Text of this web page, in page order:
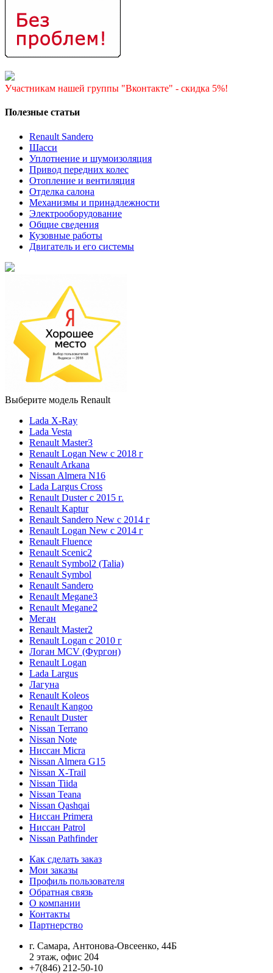
Участникам нашей группы "Вконтакте" - скидка 5%!
Полезные статьи
Renault Sandero
Шасси
Уплотнение и шумоизоляция
Привод передних колес
Отопление и вентиляция
Отделка салона
Механизмы и принадлежности
Электрооборудование
Общие сведения
Кузовные работы
Двигатель и его системы
Выберите модель Renault
Lada X-Ray
Lada Vesta
Renault Master3
Renault Logan New с 2018 г
Renault Arkana
Nissan Almera N16
Lada Largus Cross
Renault Duster с 2015 г.
Renault Kaptur
Renault Sandero New с 2014 г
Renault Logan New с 2014 г
Renault Fluence
Renault Scenic2
Renault Symbol2 (Talia)
Renault Symbol
Renault Sandero
Renault Megane3
Renault Megane2
Меган
Renault Master2
Renault Logan c 2010 г
Логан МСV (Фургон)
Renault Logan
Lada Largus
Лагуна
Renault Koleos
Renault Kangoo
Renault Duster
Nissan Terrano
Nissan Note
Ниссан Micra
Nissan Almera G15
Nissan X-Trail
Nissan Tiida
Nissan Teana
Nissan Qashqai
Ниссан Primera
Ниссан Patrol
Nissan Pathfinder
Как сделать заказ
Мои заказы
Профиль пользователя
Обратная связь
О компании
Контакты
Партнерство
г. Самара, Антонова-Овсеенко, 44Б
2 этаж, офис 204
+7(846) 212-50-10